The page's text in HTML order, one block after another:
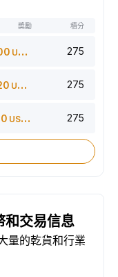
獎勵 積分
USDT 275
USDT 275
USDT 275
和交易信息
量的乾貨和行業